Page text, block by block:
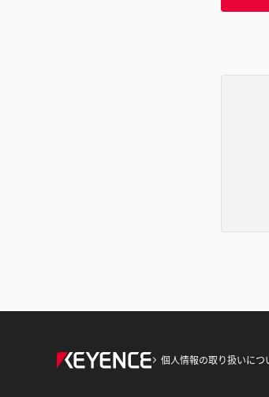
個人情報の取り扱いにつ